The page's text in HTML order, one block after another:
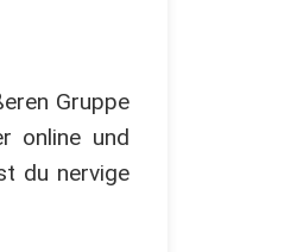
Gruppe
online und
du nervige